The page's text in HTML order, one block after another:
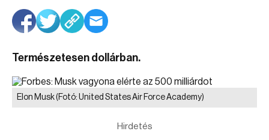
Természetesen dollárban.
Elon Musk(Fotó: United States Air Force Academy)
Hirdetés